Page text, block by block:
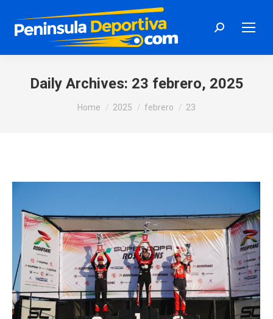
Search:
Daily Archives: 23 febrero, 2025
You are here:
Home 2025 febrero 23